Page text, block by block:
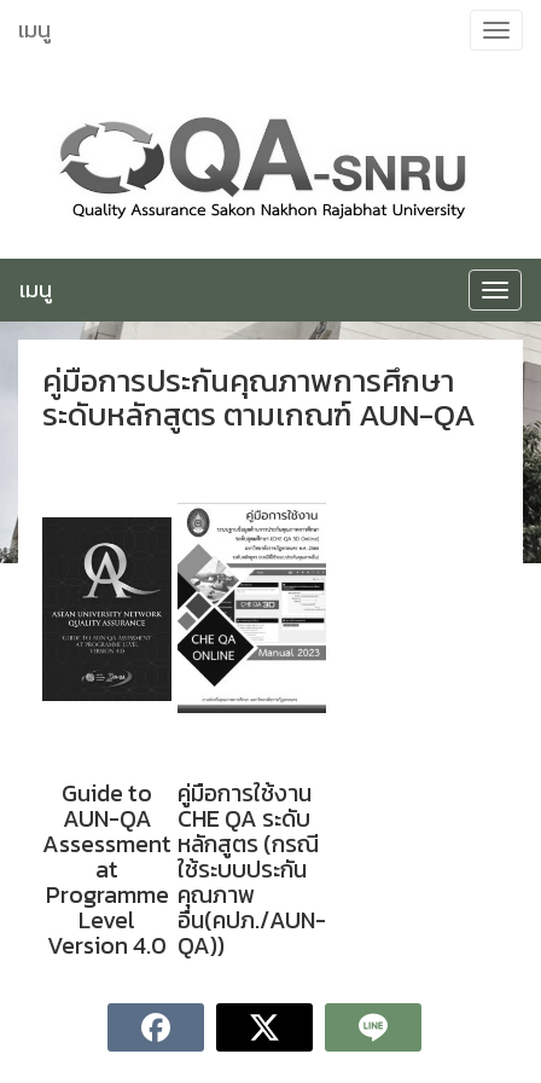
ไป
Toggle
เมนู
Toggle
เมนู
คู่มือการประกันคุณภาพการศึกษา
ระดับหลักสูตร ตามเกณฑ์ AUN-QA
Guide to
AUN-QA
Assessment
at
Programme
Level
Version 4.0
คู่มือการใช้งาน
CHE QA ระดับ
หลักสูตร (กรณี
ใช้ระบบประกัน
คุณภาพ
อื่น(คปภ./AUN-
QA))